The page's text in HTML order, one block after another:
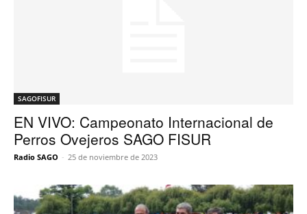
SAGOFISUR
EN VIVO: Campeonato Internacional de
Perros Ovejeros SAGO FISUR
Radio SAGO - 25 de noviembre de 2023